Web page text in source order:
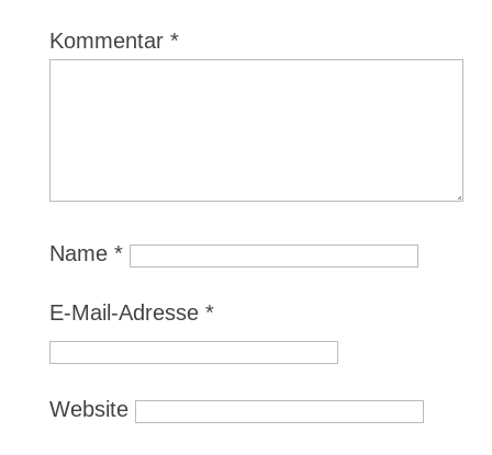
Kommentar *
Name *
E-Mail-Adresse *
Website